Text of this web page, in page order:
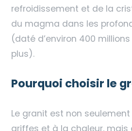
refroidissement et de la
du magma dans les
(daté d’environ 400
plus).
Pourquoi choisir le
Le granit est non
griffes et à la chaleur, mais